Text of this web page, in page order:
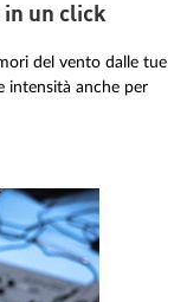
un click
del vento dalle tue
intensità anche per